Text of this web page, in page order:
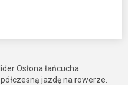
Osłona łańcucha
jazdę na rowerze.